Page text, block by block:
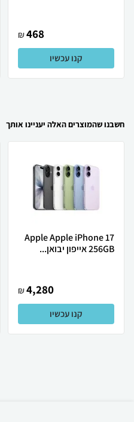
468
₪
קנו עכשיו
חשבנו שהמוצרים האלה יעניינו אותך
Apple Apple iPhone 17
256GB אייפון יבואן...
4,280
₪
קנו עכשיו